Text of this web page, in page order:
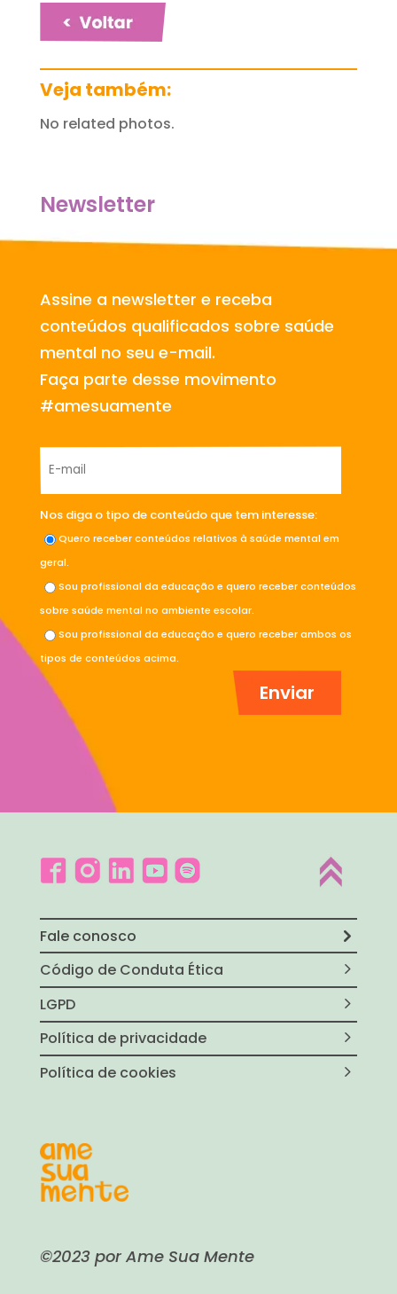
Veja também:
No related photos.
Newsletter
Assine a newsletter e receba
conteúdos qualificados sobre saúde
mental no seu e-mail.
Faça parte desse movimento
#amesuamente
Nos diga o tipo de conteúdo que tem interesse:
Quero receber conteúdos relativos à saúde mental em
geral.
Sou profissional da educação e quero receber conteúdos
sobre saúde mental no ambiente escolar.
Sou profissional da educação e quero receber ambos os
tipos de conteúdos acima.
Fale conosco
Código de Conduta Ética
LGPD
Política de privacidade
Política de cookies
©2023 por Ame Sua Mente